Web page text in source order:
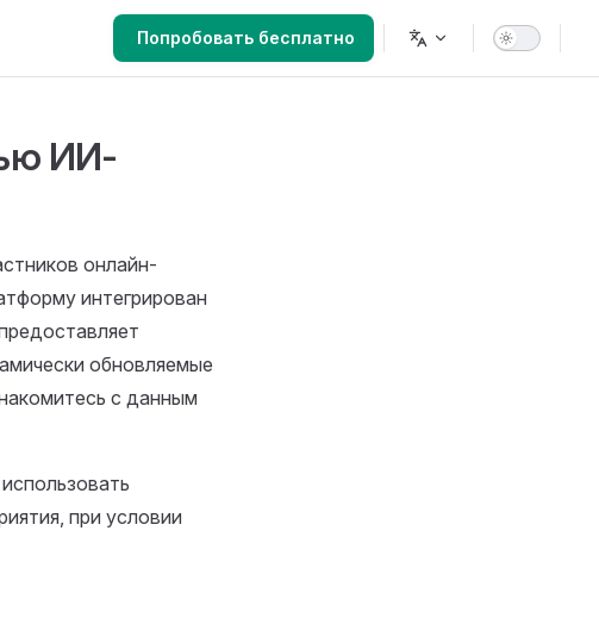
Main Navigation
Попробовать бесплатно
ИИ-
онлайн-
интегрирован
обновляемые
с данным
при условии